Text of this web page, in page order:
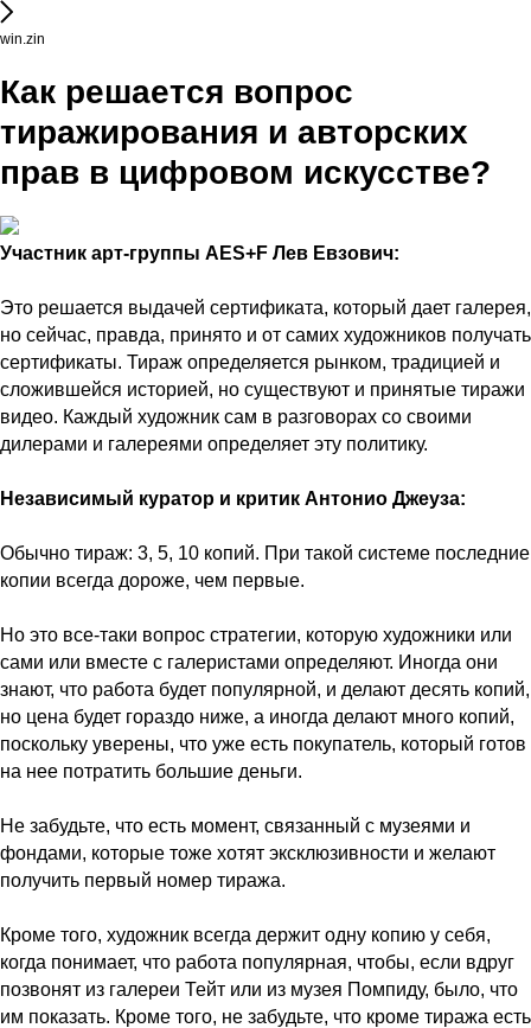
win.zin
Как решается вопрос
тиражирования и авторских
прав в цифровом искусстве?
Участник арт-группы AES+F Лев Евзович:
Это решается выдачей сертификата, который дает галерея,
но сейчас, правда, принято и от самих художников получать
сертификаты. Тираж определяется рынком, традицией и
сложившейся историей, но существуют и принятые тиражи
видео. Каждый художник сам в разговорах со своими
дилерами и галереями определяет эту политику.
Независимый куратор и критик Антонио Джеуза:
Обычно тираж: 3, 5, 10 копий. При такой системе последние
копии всегда дороже, чем первые.
Но это все-таки вопрос стратегии, которую художники или
сами или вместе с галеристами определяют. Иногда они
знают, что работа будет популярной, и делают десять копий,
но цена будет гораздо ниже, а иногда делают много копий,
поскольку уверены, что уже есть покупатель, который готов
на нее потратить большие деньги.
Не забудьте, что есть момент, связанный с музеями и
фондами, которые тоже хотят эксклюзивности и желают
получить первый номер тиража.
Кроме того, художник всегда держит одну копию у себя,
когда понимает, что работа популярная, чтобы, если вдруг
позвонят из галереи Тейт или из музея Помпиду, было, что
им показать. Кроме того, не забудьте, что кроме тиража есть